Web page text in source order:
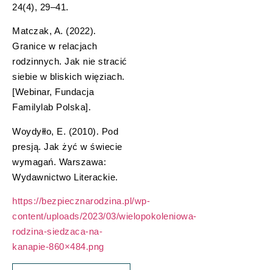
24(4), 29–41.
Matczak, A. (2022).
Granice w relacjach
rodzinnych. Jak nie stracić
siebie w bliskich więziach.
[Webinar, Fundacja
Familylab Polska].
Woydyłło, E. (2010). Pod
presją. Jak żyć w świecie
wymagań. Warszawa:
Wydawnictwo Literackie.
https://bezpiecznarodzina.pl/wp-
content/uploads/2023/03/wielopokoleniowa-
rodzina-siedzaca-na-
kanapie-860×484.png